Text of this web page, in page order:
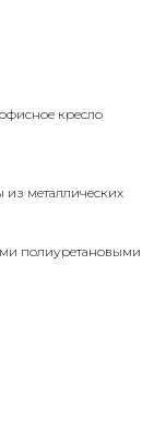
кресло
из металлических
полиуретановыми